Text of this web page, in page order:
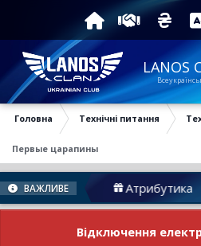
LANOS
Головна Технічні питання
Первые царапины
ВАЖЛИВЕАтрибутика
Відключення